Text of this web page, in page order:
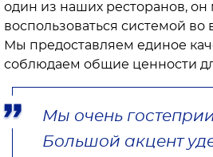
один из наших ресторанов, он
воспользоваться системой во
Мы предоставляем единое
соблюдаем общие ценности
Мы очень
Большой акцент